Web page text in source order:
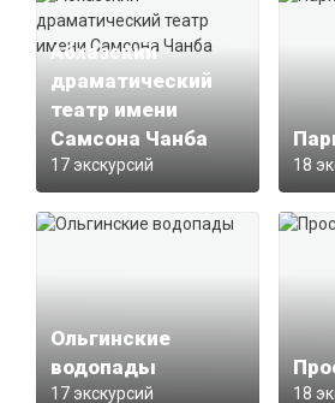
Абхазский
драматический
театр имени
Самсона Чанба
17 экскурсий 18
Ольгинские
водопады
17 экскурсий 18